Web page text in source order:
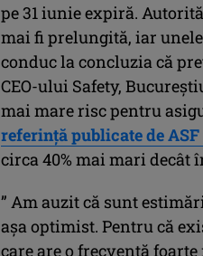
pe 31 iunie expiră.
mai fi prelungită, iar
conduc la concluzia că
CEO-ului Safety,
mai mare risc pentru
referință publicate de
circa 40% mai mari decât
” Am auzit că sunt
aşa optimist. Pentru că
care are o frecvenţă